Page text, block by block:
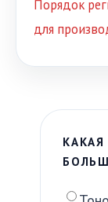
Порядок
для